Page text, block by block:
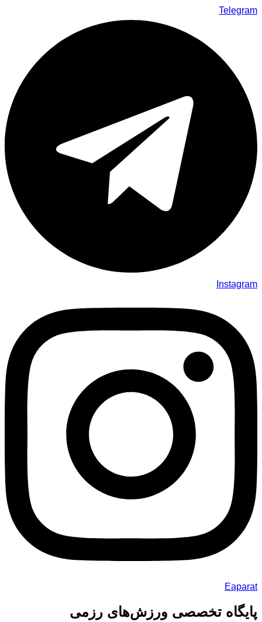
Telegram
Instagram
Eaparat
پایگاه تخصصی ورزش‌های رزمی